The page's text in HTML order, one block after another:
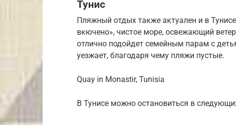
Тунис
Пляжный отдых также актуален и в
вкючено», чистое море, освежающий
отлично подойдет семейным парам с
уезжает, благодаря чему пляжи пустые.
Quay in Monastir, Tunisia
В Тунисе можно остановиться в